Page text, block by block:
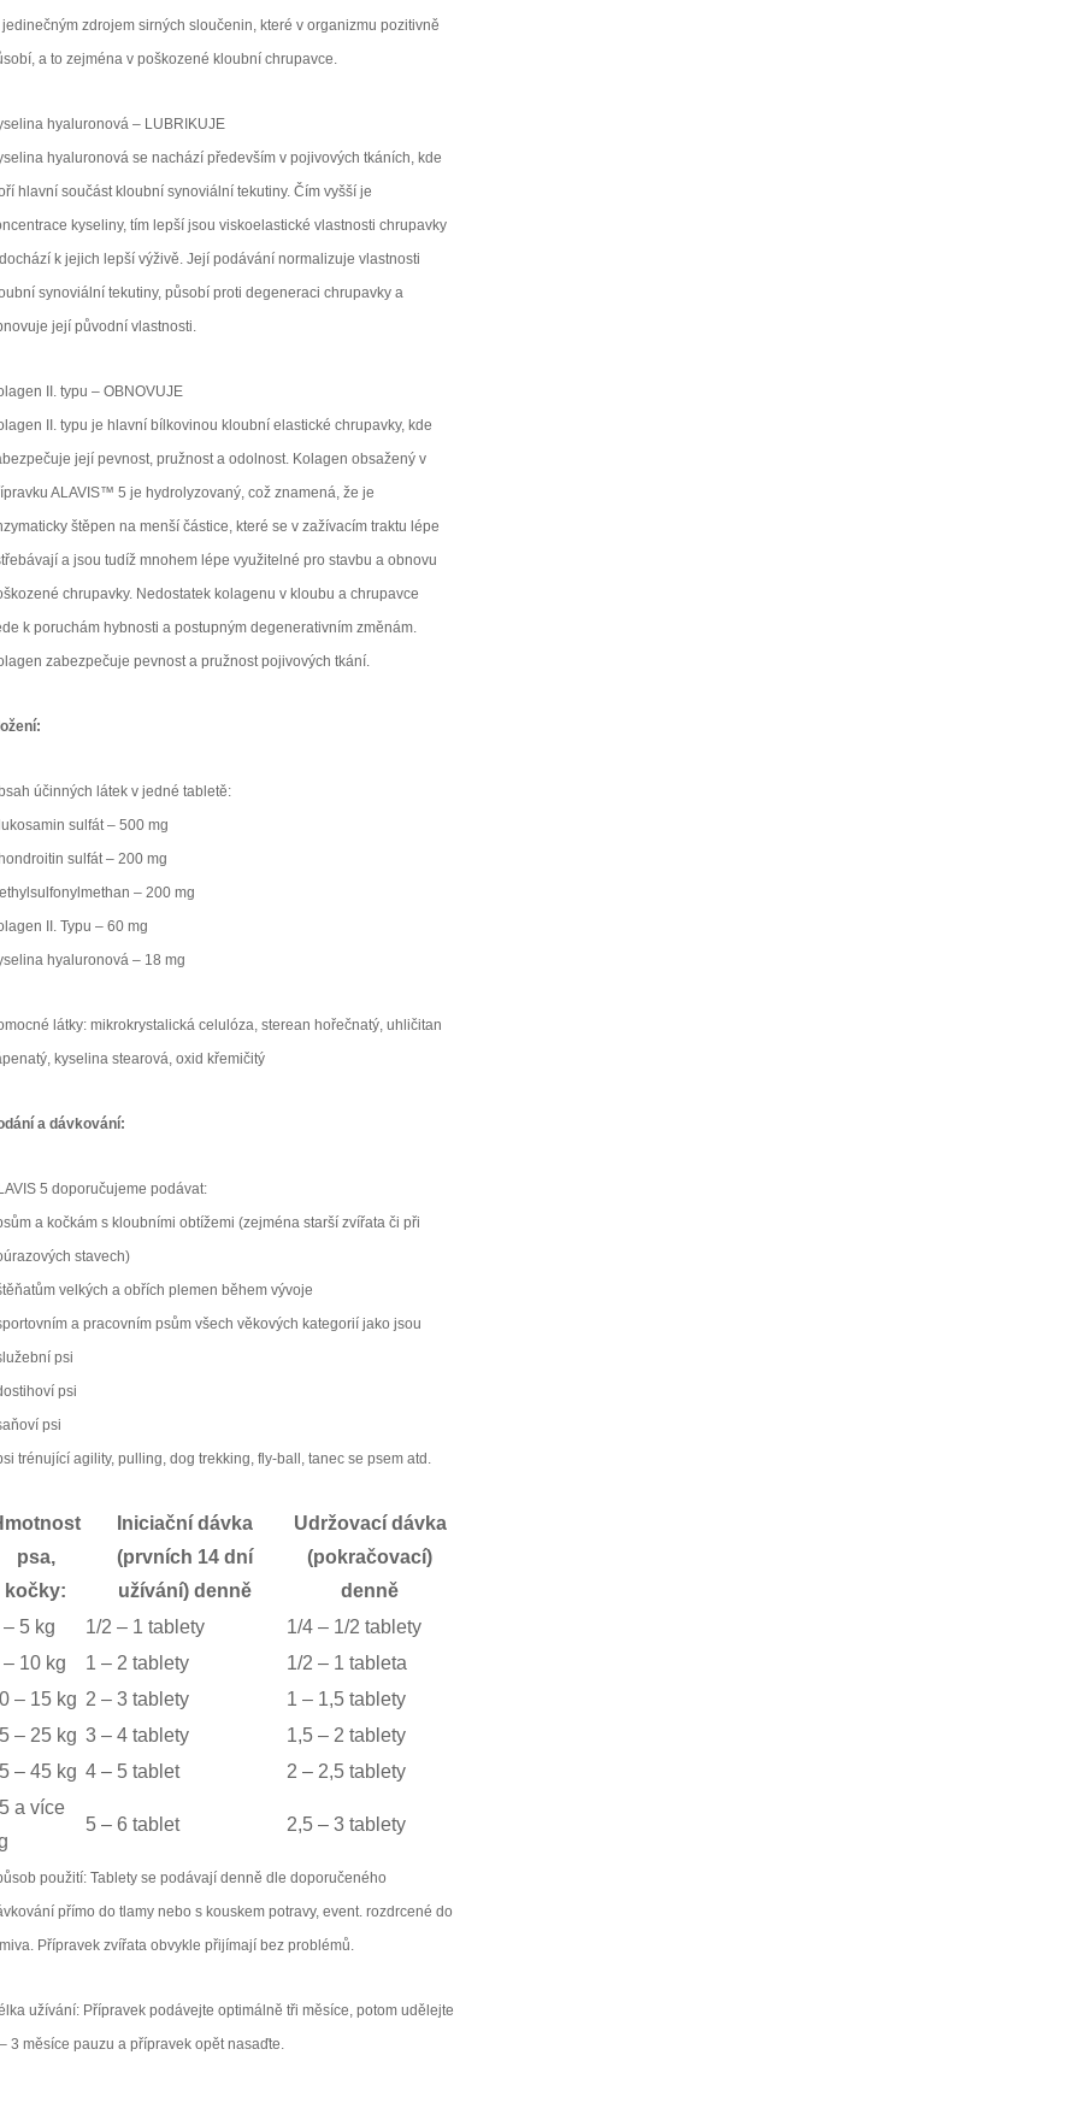
zdrojem sirných sloučenin, které v organizmu pozitivně
a to zejména v poškozené kloubní chrupavce.
hyaluronová – LUBRIKUJE
hyaluronová se nachází především v pojivových tkáních, kde
hlavní součást kloubní synoviální tekutiny. Čím vyšší je
kyseliny, tím lepší jsou viskoelastické vlastnosti chrupavky
k jejich lepší výživě. Její podávání normalizuje vlastnosti
synoviální tekutiny, působí proti degeneraci chrupavky a
její původní vlastnosti.
II. typu – OBNOVUJE
II. typu je hlavní bílkovinou kloubní elastické chrupavky, kde
její pevnost, pružnost a odolnost. Kolagen obsažený v
ALAVIS™ 5 je hydrolyzovaný, což znamená, že je
štěpen na menší částice, které se v zažívacím traktu lépe
a jsou tudíž mnohem lépe využitelné pro stavbu a obnovu
chrupavky. Nedostatek kolagenu v kloubu a chrupavce
k poruchám hybnosti a postupným degenerativním změnám.
zabezpečuje pevnost a pružnost pojivových tkání.
účinných látek v jedné tabletě:
sulfát – 500 mg
sulfát – 200 mg
– 200 mg
II. Typu – 60 mg
hyaluronová – 18 mg
látky: mikrokrystalická celulóza, sterean hořečnatý, uhličitan
kyselina stearová, oxid křemičitý
a dávkování:
5 doporučujeme podávat:
a kočkám s kloubními obtížemi (zejména starší zvířata či při
stavech)
velkých a obřích plemen během vývoje
a pracovním psům všech věkových kategorií jako jsou
psi
psi
psi
trénující agility, pulling, dog trekking, fly-ball, tanec se psem atd.
psa,
kočky:
Iniciační dávka
(prvních 14 dní
užívání) denně
Udržovací dávka
(pokračovací)
denně
– 5 kg
1/2 – 1 tablety
1/4 – 1/2 tablety
– 10 kg
1 – 2 tablety
1/2 – 1 tableta
– 15 kg 2 – 3 tablety
1 – 1,5 tablety
– 25 kg 3 – 4 tablety
1,5 – 2 tablety
– 45 kg 4 – 5 tablet
2 – 2,5 tablety
a více
5 – 6 tablet 2,5 – 3 tablety
použití: Tablety se podávají denně dle doporučeného
přímo do tlamy nebo s kouskem potravy, event. rozdrcené do
Přípravek zvířata obvykle přijímají bez problémů.
užívání: Přípravek podávejte optimálně tři měsíce, potom udělejte
3 měsíce pauzu a přípravek opět nasaďte.